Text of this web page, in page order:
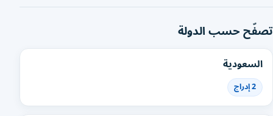
تصفّح حسب الدولة
السعودية
2 إدراج